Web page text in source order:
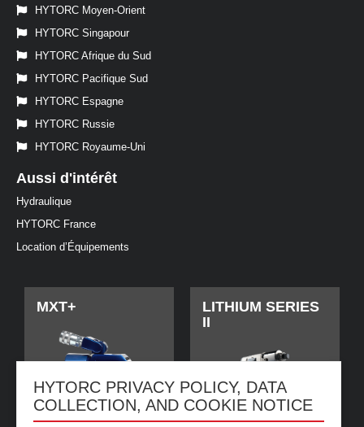
HYTORC PRIVACY POLICY, DATA
COLLECTION, AND COOKIE NOTICE
HYTORC Moyen-Orient
HYTORC Singapour
HYTORC Afrique du Sud
HYTORC Pacifique Sud
HYTORC Espagne
HYTORC Russie
HYTORC Royaume-Uni
Aussi d'intérêt
Hydraulique
HYTORC France
Location d’Équipements
MXT+
LITHIUM SERIES
II